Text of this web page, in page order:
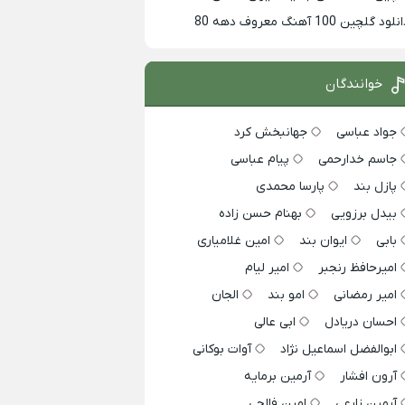
گلچین 100 آهنگ معروف دهه 80
خوانندگان
جواد عباسی
جهانبخش کرد
جاسم خدارحمی
پیام عباسی
پازل بند
پارسا محمدی
بیدل برزویی
بهنام حسن زاده
بابی
ایوان بند
امین غلامیاری
امیرحافظ رنجبر
امیر لیام
امیر رمضانی
امو بند
الجان
احسان دریادل
ابی عالی
ابوالفضل اسماعیل نژاد
آوات بوکانی
آرون افشار
آرمین برمایه